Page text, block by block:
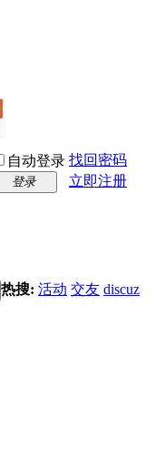
自动登录 找回密码
登录
立即注册
热搜: 活动 交友 discuz